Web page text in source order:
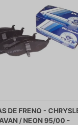
DE FRENO -
/ NEON 95/00 -